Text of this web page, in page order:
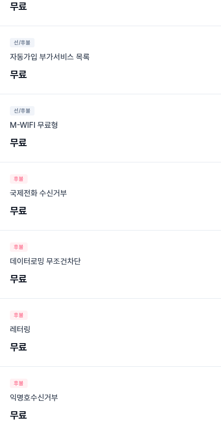
무료
선/후불
자동가입 부가서비스 목록
무료
선/후불
M-WIFI 무료형
무료
후불
국제전화 수신거부
무료
후불
데이터로밍 무조건차단
무료
후불
레터링
무료
후불
익명호수신거부
무료